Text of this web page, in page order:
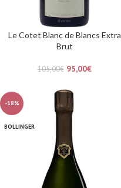
Le Cotet Blanc de Blancs Extra
Brut
105,00€ 95,00€
-18%
BOLLINGER